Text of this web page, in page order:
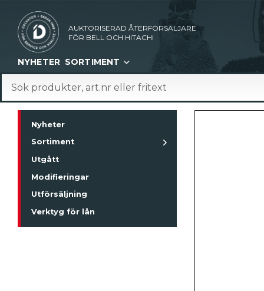
AUKTORISERAD ÅTERFÖRSÄLJARE
FÖR BELL OCH HITACHI
NYHETER SORTIMENT
Nyheter
Sortiment
Utgått
Modifieringar
Utförsäljning
Verktyg för lån